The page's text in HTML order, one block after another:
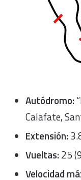
Autódromo:
Calafate,
Extensión:
Vueltas: 25
Velocidad